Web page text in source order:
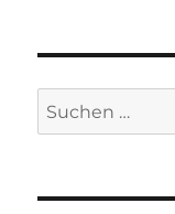
Suchen
nach: